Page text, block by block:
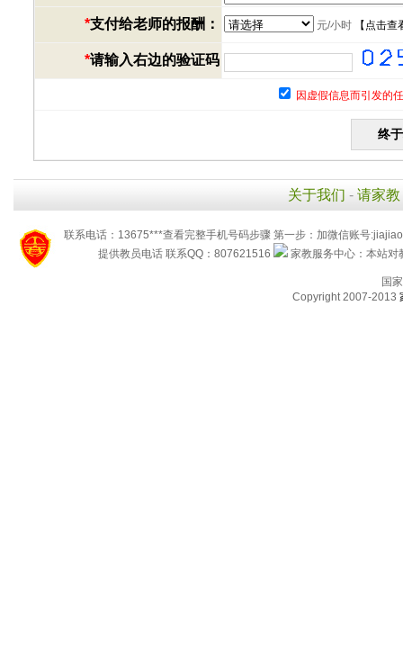
*支付给老师的报酬： 元/小时【 点击查
*请输入右边的验证码
因虚假信息而引发的
关于我们 - 请家教
联系电话：13675***查看完整手机号码步骤 第一步：加微信账号
提供教员电话 联系QQ：807621516
家教服务中心：本站
国
Copyright 2007-2013